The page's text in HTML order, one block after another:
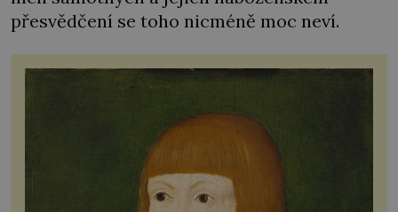
přesvědčení se toho nicméně moc neví.